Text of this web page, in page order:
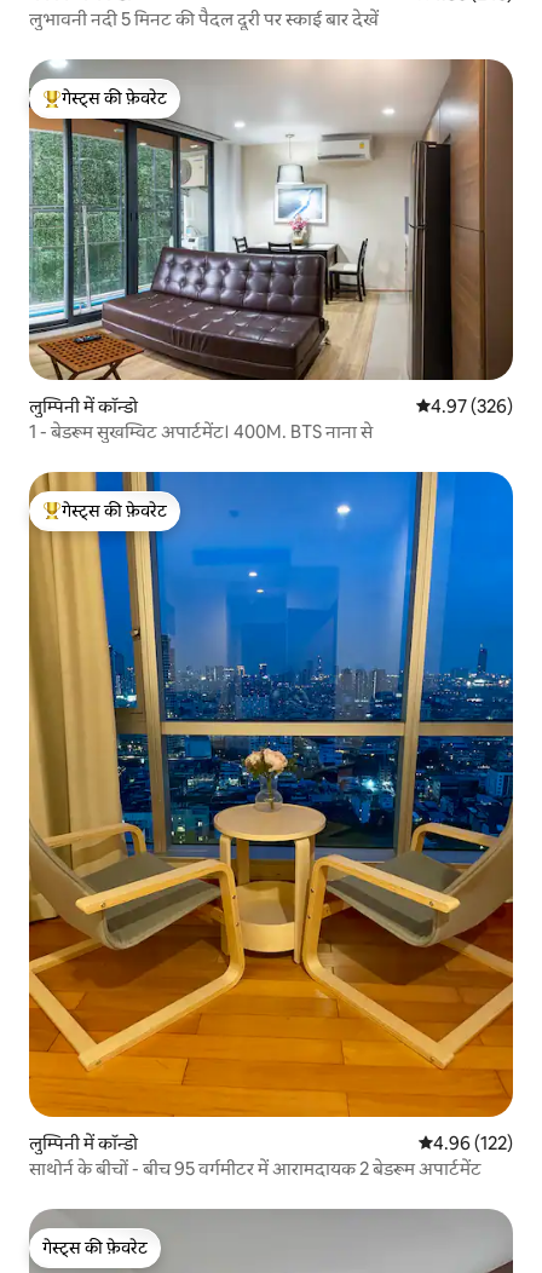
लुभावनी नदी 5 मिनट की पैदल दूरी पर स्काई बार देखें
गेस्ट्स का टॉप फ़ेवरेट
गेस्ट्स की फ़ेवरेट
लुम्पिनी में कॉन्डो औसत रेटिंग 5 में से
4.97 (326)
1 - बेडरूम सुखम्विट अपार्टमेंट। 400M. BTS नाना से
गेस्ट्स का टॉप फ़ेवरेट
गेस्ट्स की फ़ेवरेट
लुम्पिनी में कॉन्डो औसत रेटिंग 5 में से
4.96 (122)
साथोर्न के बीचों - बीच 95 वर्गमीटर में आरामदायक 2 बेडरूम अपार्टमेंट
गेस्ट्स की फ़ेवरेट
गेस्ट्स की फ़ेवरेट